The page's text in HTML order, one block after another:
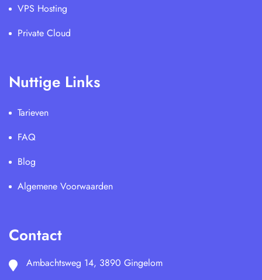
VPS Hosting
Private Cloud
Nuttige Links
Tarieven
FAQ
Blog
Algemene Voorwaarden
Contact
Ambachtsweg 14, 3890 Gingelom